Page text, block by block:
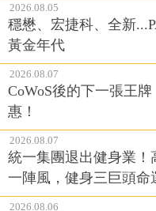
2026.08.05
穩懋、宏捷科、全新
黃金年代
2026.08.07
CoWoS後的下一張王
惠！
2026.08.07
統一集團退出健身業！
一陣風，健身三巨頭命
2026.08.06